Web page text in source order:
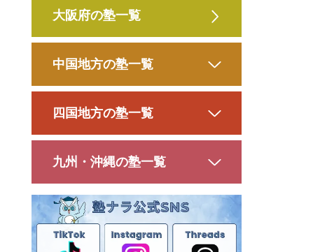
大阪府の塾一覧
中国地方の塾一覧
四国地方の塾一覧
九州・沖縄の塾一覧